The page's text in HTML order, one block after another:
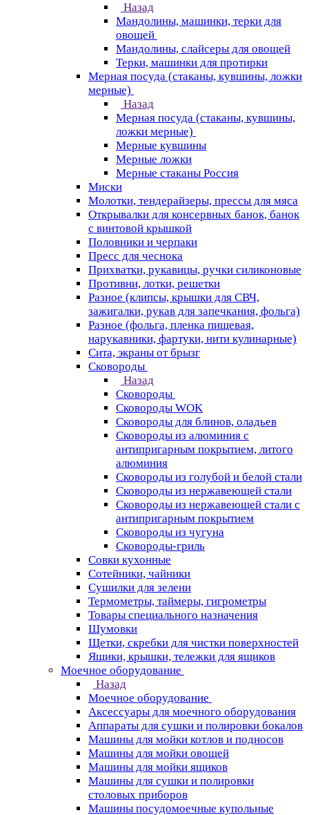
Назад
Мандолины, машинки, терки для
овощей
Мандолины, слайсеры для овощей
Терки, машинки для протирки
Мерная посуда (стаканы, кувшины, ложки
мерные)
Назад
Мерная посуда (стаканы, кувшины,
ложки мерные)
Мерные кувшины
Мерные ложки
Мерные стаканы Россия
Миски
Молотки, тендерайзеры, прессы для мяса
Открывалки для консервных банок, банок
с винтовой крышкой
Половники и черпаки
Пресс для чеснока
Прихватки, рукавицы, ручки силиконовые
Противни, лотки, решетки
Разное (клипсы, крышки для СВЧ,
зажигалки, рукав для запечкания, фольга)
Разное (фольга, пленка пищевая,
нарукавники, фартуки, нити кулинарные)
Сита, экраны от брызг
Сковороды
Назад
Сковороды
Сковороды WOK
Сковороды для блинов, оладьев
Сковороды из алюминия с
антипригарным покрытием, литого
алюминия
Сковороды из голубой и белой стали
Сковороды из нержавеющей стали
Сковороды из нержавеющей стали с
антипригарным покрытием
Сковороды из чугуна
Сковороды-гриль
Совки кухонные
Сотейники, чайники
Сушилки для зелени
Термометры, таймеры, гигрометры
Товары специального назначения
Шумовки
Щетки, скребки для чистки поверхностей
Ящики, крышки, тележки для ящиков
Моечное оборудование
Назад
Моечное оборудование
Аксессуары для моечного оборудования
Аппараты для сушки и полировки бокалов
Машины для мойки котлов и подносов
Машины для мойки овощей
Машины для мойки ящиков
Машины для сушки и полировки
столовых приборов
Машины посудомоечные купольные